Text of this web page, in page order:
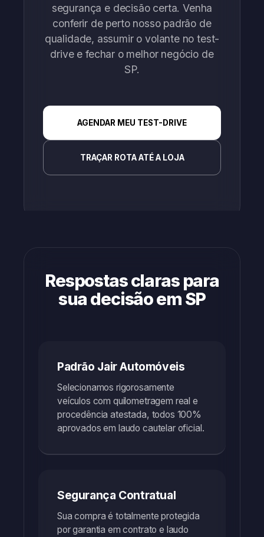
segurança e decisão certa. Venha
conferir de perto nosso padrão de
qualidade, assumir o volante no test-
drive e fechar o melhor negócio de
SP.
AGENDAR MEU TEST-DRIVE
TRAÇAR ROTA ATÉ A LOJA
Respostas claras para
sua decisão em SP
Padrão Jair Automóveis
Selecionamos rigorosamente
veículos com quilometragem real e
procedência atestada, todos 100%
aprovados em laudo cautelar oficial.
Segurança Contratual
Sua compra é totalmente protegida
por garantia em contrato e laudo